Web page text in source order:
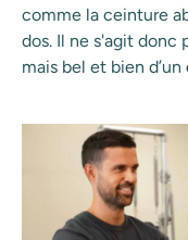
comme la ceinture
dos. Il ne s'agit donc
mais bel et bien d’un